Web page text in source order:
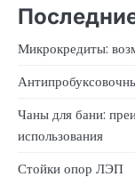
Микрокредиты:
Чаны для бани:
использования
Стойки опор ЛЭП